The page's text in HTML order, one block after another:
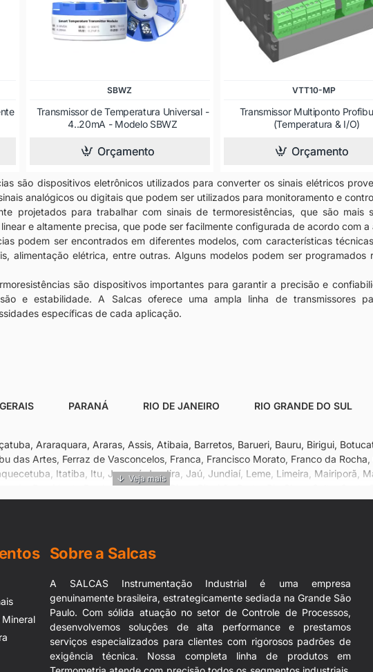
são dispositivos eletrônicos utilizados para converter os sinais elétricos
analógicos ou digitais que podem ser utilizados para monitoramento e
projetados para trabalhar com sinais de termoresistências, que são
e altamente precisa, que pode ser facilmente configurada de acordo com
podem ser encontrados em diferentes modelos, com características
alimentação elétrica, entre outras. Alguns modelos podem ser
são dispositivos importantes para garantir a precisão e
e estabilidade. A Salcas oferece uma ampla linha de transmissores
específicas de cada aplicação.
SBWZ
Transmissor de Temperatura Universal -
4..20mA - Modelo SBWZ
Orçamento
VTT10-MP
Transmissor Multiponto
(Temperatura & I/O)
Orçamento
PARANÁ RIO DE JANEIRO RIO GRANDE DO SUL
Araraquara, Araras, Assis, Atibaia, Barretos, Barueri, Bauru, Birigui,
das Artes, Ferraz de Vasconcelos, Franca, Francisco Morato, Franco da
Itatiba, Itu, Jacareí, Jandira, Jaú, Jundiaí, Leme, Limeira, Mairiporã,
Presidente Prudente, Ribeirão Pires, Ribeirão Preto, Rio Claro, Salto,
São José do Rio Preto, São José dos Campos, São Vicente, Sertãozinho,
Sobre a Salcas
A SALCAS Instrumentação Industrial é uma empresa
genuinamente brasileira, estrategicamente sediada na Grande São
Paulo. Com sólida atuação no setor de Controle de Processos,
desenvolvemos soluções de alta performance e prestamos
serviços especializados para clientes com rigorosos padrões de
exigência técnica. Nossa completa linha de produtos em